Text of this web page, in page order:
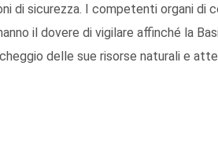
di sicurezza. I competenti organi di
il dovere di vigilare affinché la
delle sue risorse naturali e